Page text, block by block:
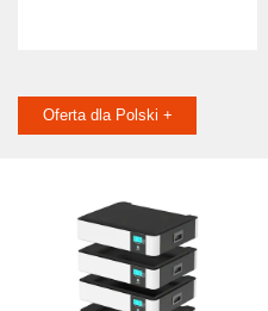
Oferta dla Polski +